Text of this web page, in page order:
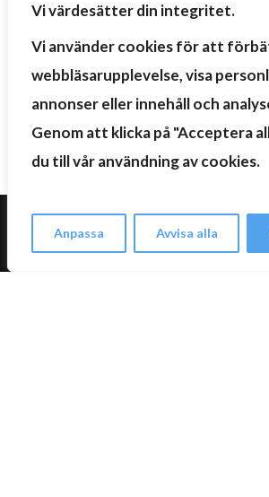
Vi värdesätter din integritet.
Vi använder cookies för att
webbläsarupplevelse, visa
annonser eller innehåll och
Genom att klicka på "Acceptera
du till vår användning av cookies.
Anpassa Avvisa alla
Swedish